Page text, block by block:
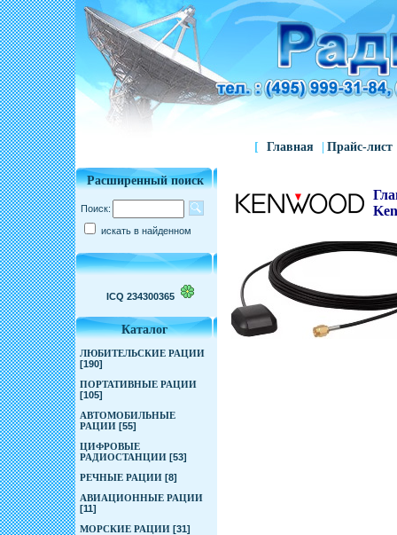
[ Главная Прайс-лист
Расширенный поиск
Поиск:
искать в найденном
ICQ 234300365
Каталог
ЛЮБИТЕЛЬСКИЕ РАЦИИ
[190]
ПОРТАТИВНЫЕ РАЦИИ
[105]
АВТОМОБИЛЬНЫЕ
РАЦИИ [55]
ЦИФРОВЫЕ
РАДИОСТАНЦИИ [53]
РЕЧНЫЕ РАЦИИ [8]
АВИАЦИОННЫЕ РАЦИИ
[11]
МОРСКИЕ РАЦИИ [31]